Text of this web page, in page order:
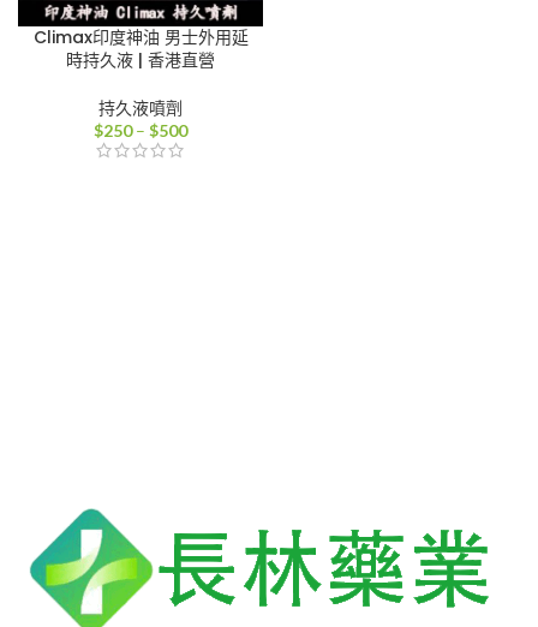
Climax印度神油 男士外用延
時持久液 | 香港直營
持久液噴劑
$250 – $500價